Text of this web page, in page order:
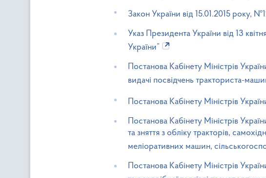
Закон України від 15.01.2015 року,
Указ Президента України від 13
України”
Постанова Кабінету Міністрів
видачі посвідчень тракториста-
Постанова Кабінету Міністрів
Постанова Кабінету Міністрів
та зняття з обліку тракторів,
меліоративних машин,
Постанова Кабінету Міністрів